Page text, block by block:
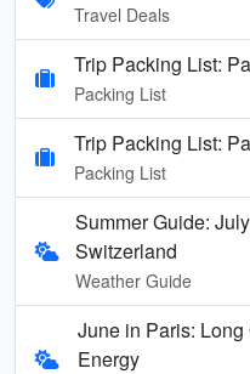
Travel Deals
Trip Packing List:
Packing List
Trip Packing List:
Packing List
Summer Guide:
Switzerland
Weather Guide
June in Paris:
Energy